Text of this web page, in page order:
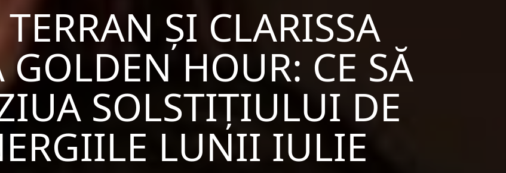
ȘI CLARISSA
HOUR: CE SĂ
SOLSTIȚIULUI DE
LUNII IULIE